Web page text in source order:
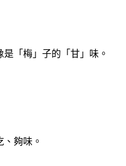
「梅」子的「甘」味。
夠味。